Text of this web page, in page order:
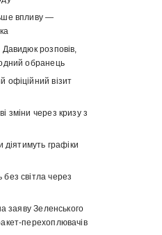
впливу —
розповів,
обранець
офіційний візит
зміни через кризу з
діятимуть графіки
світла через
заяву Зеленського
перехоплювачів